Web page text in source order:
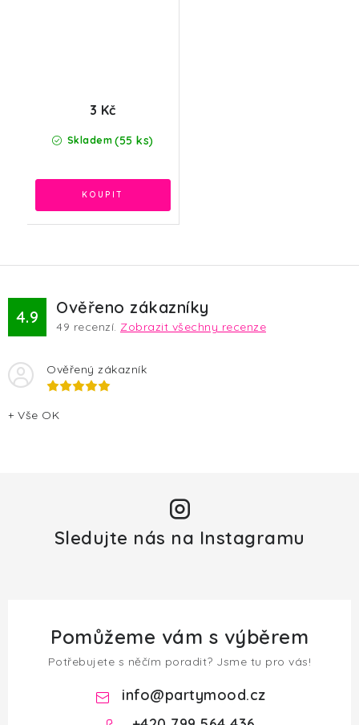
Skladem (55 ks)
3 Kč
4.9 Ověřeno zákazníky
49 recenzí. Zobrazit všechny recenze
Ověřený zákazník
+ Vše OK
Sledujte nás na Instagramu
Pomůžeme vám s výběrem
Potřebujete s něčím poradit? Jsme tu pro vás!
info@partymood.cz